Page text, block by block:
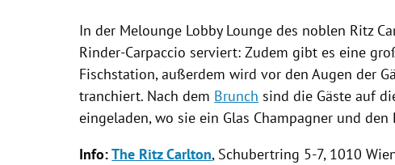
In der Melounge Lobby Lounge des noblen Ritz
Rinder-Carpaccio serviert: Zudem gibt es eine
Fischstation, außerdem wird vor den Augen der
tranchiert. Nach dem Brunch sind die Gäste auf
eingeladen, wo sie ein Glas Champagner und
Info:The Ritz Carlton, Schubertring 5-7, 1010